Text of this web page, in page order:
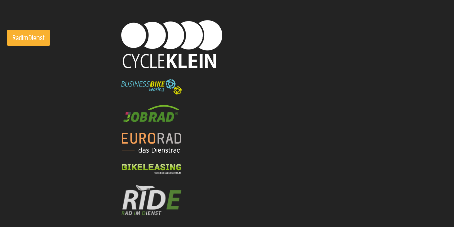
RadimDienst